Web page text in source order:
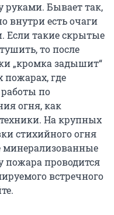
руками. Бывает так,
внутри есть очаги
Если такие скрытые
то после
„кромка задышит“
пожарах, где
работы по
огня, как
На крупных
стихийного огня
пожара проводится
встречного